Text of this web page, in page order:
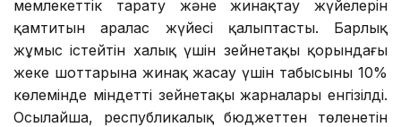
мемлекеттік тарату және жинақтау жүйелерін
қамтитын аралас жүйесі қалыптасты. Барлық
жұмыс істейтін халық үшін зейнетақы қорындағы
жеке шоттарына жинақ жасау үшін табысының 10%
көлемінде міндетті зейнетақы жарналары енгізілді.
Осылайша, республикалық бюджеттен төленетін